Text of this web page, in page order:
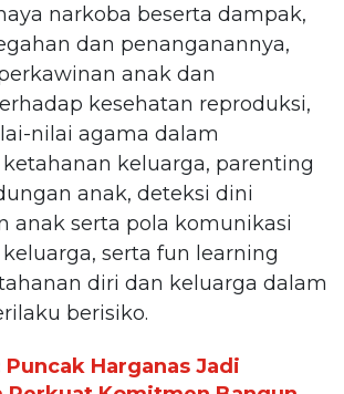
narkoba beserta dampak,
dan penanganannya,
anak dan
kesehatan reproduksi,
nilai agama dalam
keluarga, parenting
anak, deteksi dini
anak serta pola komunikasi
serta fun learning
diri dan keluarga dalam
berisiko.
Puncak Harganas Jadi